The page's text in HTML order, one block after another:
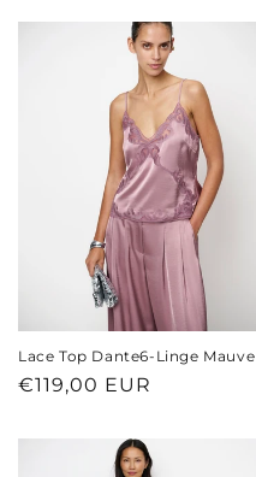
Lace Top Dante6-Linge Mauve
Normaler
€119,00 EUR